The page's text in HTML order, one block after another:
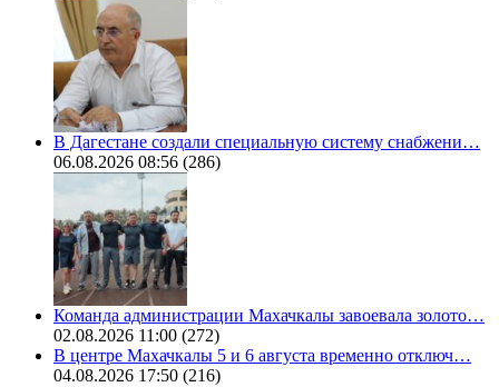
В Дагестане создали специальную систему снабжени…
06.08.2026 08:56 (286)
Команда администрации Махачкалы завоевала золото…
02.08.2026 11:00 (272)
В центре Махачкалы 5 и 6 августа временно отключ…
04.08.2026 17:50 (216)